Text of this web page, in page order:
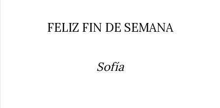
FELIZ FIN DE SEMANA
Sofía